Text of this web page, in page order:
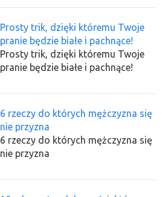
Prosty trik, dzięki któremu Twoje
pranie będzie białe i pachnące!
Prosty trik, dzięki któremu Twoje
pranie będzie białe i pachnące!
6 rzeczy do których mężczyzna się
nie przyzna
6 rzeczy do których mężczyzna się
nie przyzna